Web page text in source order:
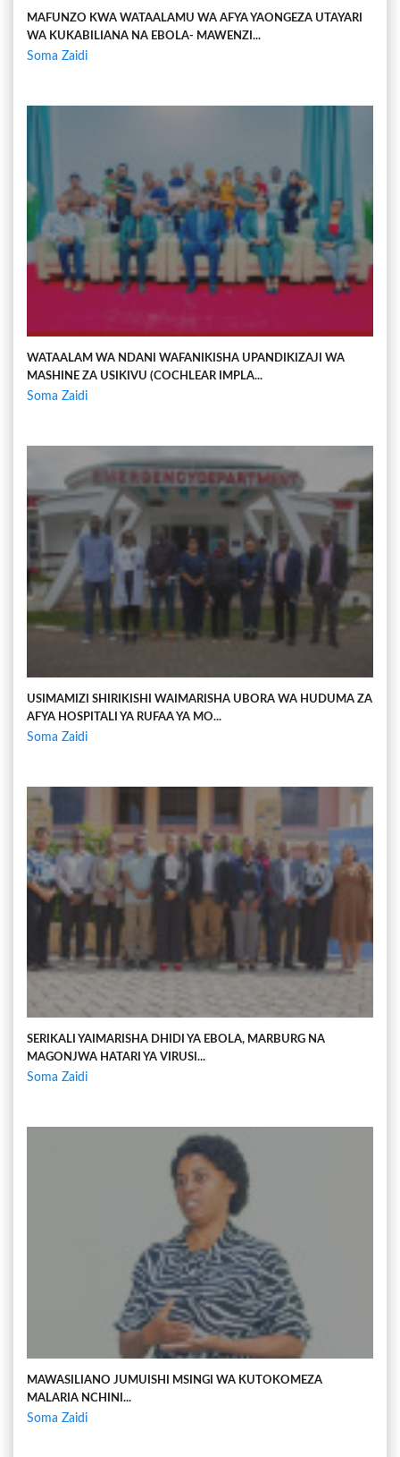
MAFUNZO KWA WATAALAMU WA AFYA YAONGEZA UTAYARI
WA KUKABILIANA NA EBOLA- MAWENZI...
Soma Zaidi
WATAALAM WA NDANI WAFANIKISHA UPANDIKIZAJI WA
MASHINE ZA USIKIVU (COCHLEAR IMPLA...
Soma Zaidi
USIMAMIZI SHIRIKISHI WAIMARISHA UBORA WA HUDUMA ZA
AFYA HOSPITALI YA RUFAA YA MO...
Soma Zaidi
SERIKALI YAIMARISHA DHIDI YA EBOLA, MARBURG NA
MAGONJWA HATARI YA VIRUSI...
Soma Zaidi
MAWASILIANO JUMUISHI MSINGI WA KUTOKOMEZA
MALARIA NCHINI...
Soma Zaidi